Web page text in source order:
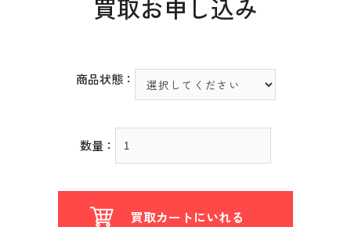
買取お申し込み
商品状態：
数量：
買取カートにいれる